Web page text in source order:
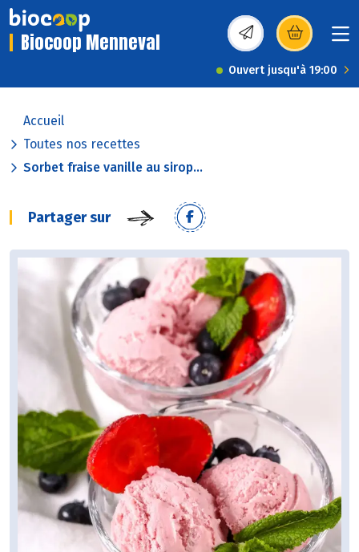
Biocoop Menneval (s’ouvre dans une
Ouvert jusqu'à 19:00
Accueil
Toutes nos recettes
Sorbet fraise vanille au sirop...
Partager sur